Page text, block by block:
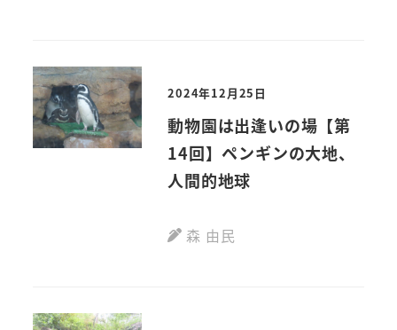
2024年12月25日
動物園は出逢いの場【第
14回】ペンギンの大地、
人間的地球
森 由民